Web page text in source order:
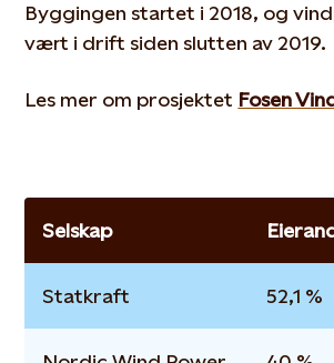
Byggingen startet i 2018, og
vært i drift siden slutten av 2019.
Les mer om prosjektet Fosen
Selskap
Statkraft 52,1 %